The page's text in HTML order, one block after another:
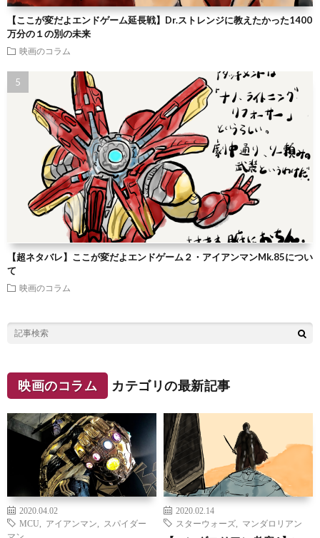
【ここが変だよエンドゲーム延長戦】Dr.ストレンジに教えたかった1400
万分の１の別の未来
映画のコラム
【超ネタバレ】ここが変だよエンドゲーム２・アイアンマンMk.85につい
て
映画のコラム
映画のコラム カテゴリの最新記事
2020.04.02
MCU
アイアンマン
スパイダー
マン
2020.02.14
スターウォーズ
マンダロリアン